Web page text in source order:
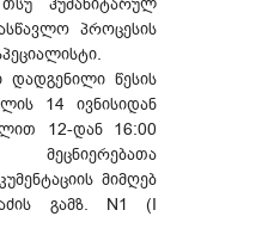
პროცესის
დადგენილი წესის
14 ივნისიდან
12-დან 16:00
მეცნიერებათა
მიმღებ
გამზ. N1 (I